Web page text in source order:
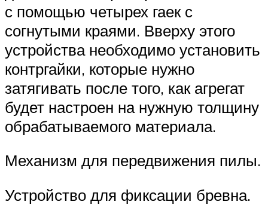
с помощью четырех гаек с
согнутыми краями. Вверху этого
устройства необходимо установить
контргайки, которые нужно
затягивать после того, как агрегат
будет настроен на нужную толщину
обрабатываемого материала.
Механизм для передвижения пилы.
Устройство для фиксации бревна.